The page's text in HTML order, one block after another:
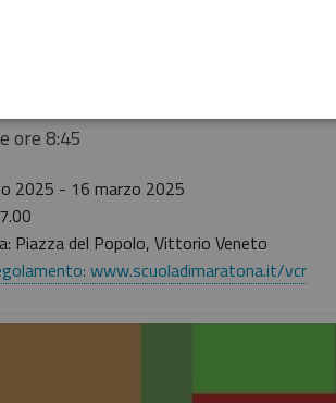
ludico-motoria aperta a
immersa nella natura senza
ore 8:45
2025 - 16 marzo 2025
Piazza del Popolo, Vittorio Veneto
www.scuoladimaratona.it/vcr